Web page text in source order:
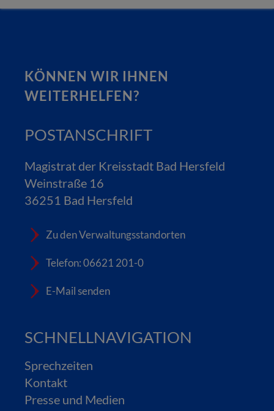
KÖNNEN WIR IHNEN
WEITERHELFEN?
POSTANSCHRIFT
Magistrat der Kreisstadt Bad Hersfeld
Weinstraße 16
36251 Bad Hersfeld
Zu den Verwaltungsstandorten
Telefon: 06621 201-0
E-Mail senden
SCHNELLNAVIGATION
Sprechzeiten
Kontakt
Presse und Medien